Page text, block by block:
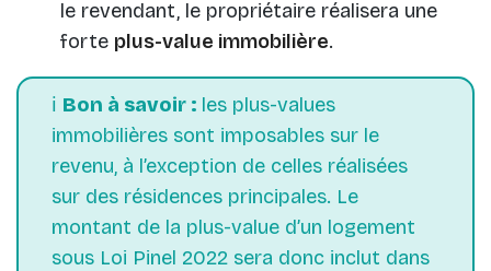
le revendant, le propriétaire réalisera une
forte plus-value immobilière.
ℹ️ Bon à savoir : les plus-values
immobilières sont imposables sur le
revenu, à l’exception de celles réalisées
sur des résidences principales. Le
montant de la plus-value d’un logement
sous Loi Pinel 2022 sera donc inclut dans